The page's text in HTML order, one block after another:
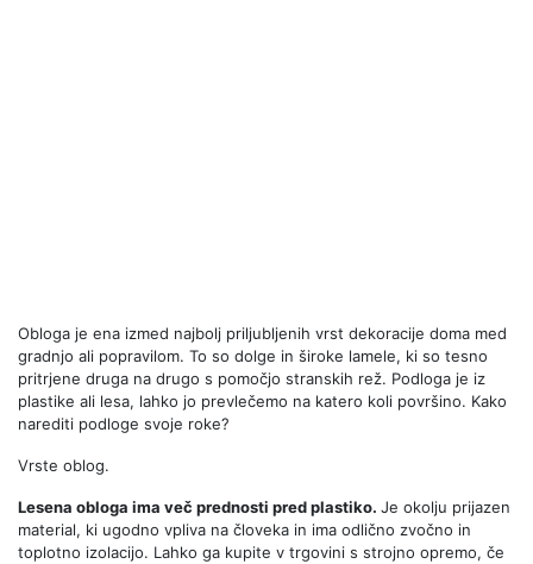
Obloga je ena izmed najbolj priljubljenih vrst dekoracije doma med
gradnjo ali popravilom. To so dolge in široke lamele, ki so tesno
pritrjene druga na drugo s pomočjo stranskih rež. Podloga je iz
plastike ali lesa, lahko jo prevlečemo na katero koli površino. Kako
narediti podloge svoje roke?
Vrste oblog.
Lesena obloga ima več prednosti pred plastiko. Je okolju prijazen
material, ki ugodno vpliva na človeka in ima odlično zvočno in
toplotno izolacijo. Lahko ga kupite v trgovini s strojno opremo, če